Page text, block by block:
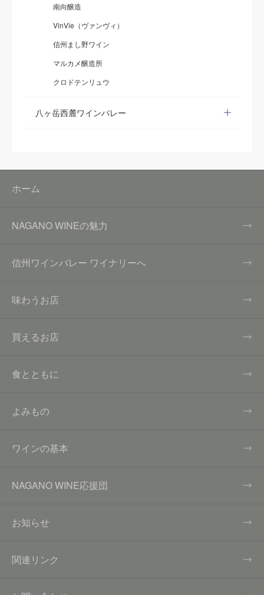
南向醸造
VinVie（ヴァンヴィ）
信州まし野ワイン
マルカメ醸造所
クロドテンリュウ
八ヶ岳西麓ワインバレー
ホーム
NAGANO WINEの魅力
信州ワインバレー ワイナリーへ
味わうお店
買えるお店
食とともに
よみもの
ワインの基本
NAGANO WINE応援団
お知らせ
関連リンク